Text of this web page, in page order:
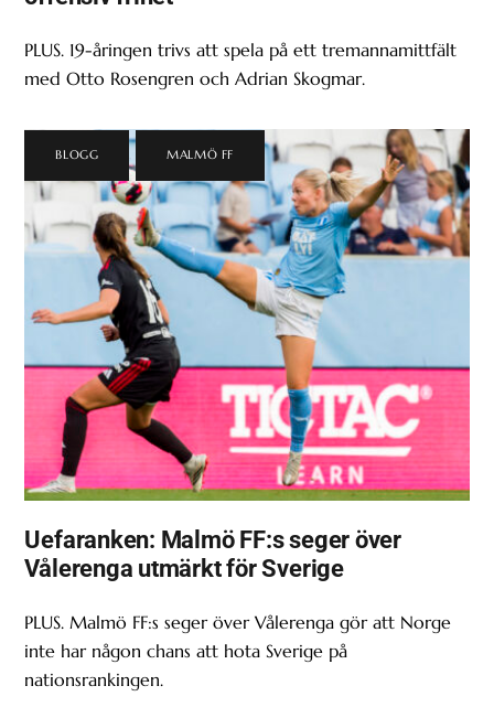
PLUS. 19-åringen trivs att spela på ett tremannamittfält
med Otto Rosengren och Adrian Skogmar.
BLOGG MALMÖ FF
Uefaranken: Malmö FF:s seger över
Vålerenga utmärkt för Sverige
PLUS. Malmö FF:s seger över Vålerenga gör att Norge
inte har någon chans att hota Sverige på
nationsrankingen.